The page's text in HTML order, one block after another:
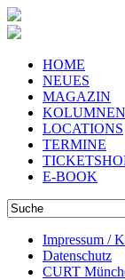
HOME
NEUES
MAGAZIN
KOLUMNEN
LOCATIONS
TERMINE
E-BOOK
Impressum /
Datenschutz
CURT